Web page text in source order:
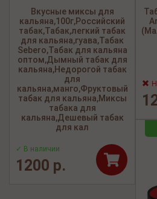
Вкусные миксы для
кальяна,100г,Российский
табак,Табак,легкий табак
для кальяна,гуава,Табак
Sebero,Табак для кальяна
оптом,Дымный табак для
кальяна,Недорогой табак
для
кальяна,манго,Фруктовый
табак для кальяна,Миксы
табака для
кальяна,Дешевый табак
для кал
✓ В наличии
1200 р.